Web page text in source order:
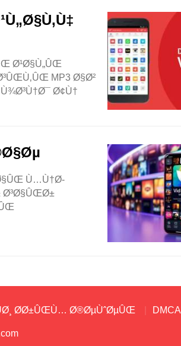
Ø¹Ø§Ù„ÛŒ
MP3 Ø§Ø²
Ø¢Ù†
Ù…Ù†Ø­
Ø³Ø§ÛŒØ±
Ø­Ø±ÛŒÙ… Ø®ØµÙˆØµÛŒ DMCA